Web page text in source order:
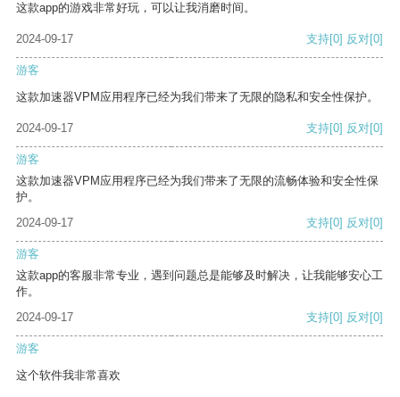
这款app的游戏非常好玩，可以让我消磨时间。
2024-09-17 支持[0] 反对[0]
游客
这款加速器VPM应用程序已经为我们带来了无限的隐私和安全性保护。
2024-09-17 支持[0] 反对[0]
游客
这款加速器VPM应用程序已经为我们带来了无限的流畅体验和安全性保
护。
2024-09-17
支持[0] 反对[0]
游客
这款app的客服非常专业，遇到问题总是能够及时解决，让我能够安心工
作。
2024-09-17
支持[0] 反对[0]
游客
这个软件我非常喜欢